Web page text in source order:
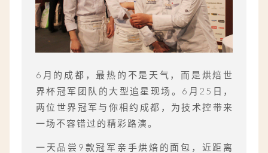
6月的成都，最热的不是天气，而是烘焙世
界杯冠军团队的大型追星现场。6月25日，
两位世界冠军与你相约成都，为技术控带来
一场不容错过的精彩路演。
一天品尝9款冠军亲手烘焙的面包，近距离